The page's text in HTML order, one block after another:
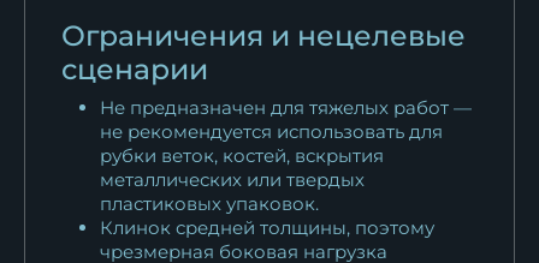
Ограничения и нецелевые
сценарии
Не предназначен для тяжелых работ —
не рекомендуется использовать для
рубки веток, костей, вскрытия
металлических или твердых
пластиковых упаковок.
Клинок средней толщины, поэтому
чрезмерная боковая нагрузка